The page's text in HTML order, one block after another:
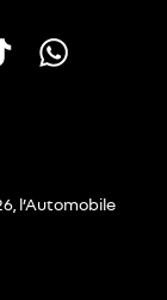
l’Automobile